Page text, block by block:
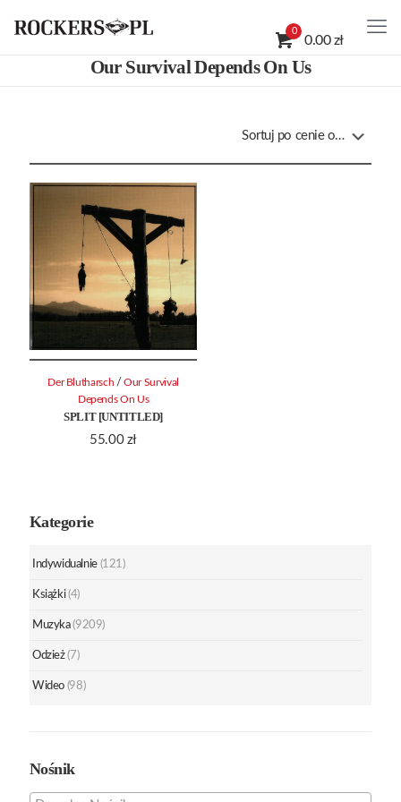
0
0.00 zł
Our Survival Depends On Us
SPLIT [UNTITLED]
55.00 zł
Der Blutharsch /Our Survival
Depends On Us
Kategorie
Indywidualnie (121)
Książki (4)
Muzyka (9209)
Odzież (7)
Wideo (98)
Nośnik